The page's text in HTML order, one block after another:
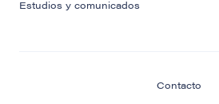
Estudios y comunicados
Contacto